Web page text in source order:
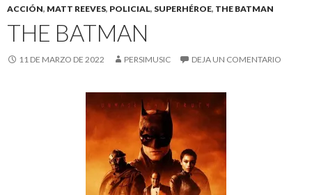
ACCIÓN, MATT REEVES, POLICIAL, SUPERHÉROE, THE BATMAN
THE BATMAN
11 DE MARZO DE 2022 PERSIMUSIC DEJA UN COMENTARIO